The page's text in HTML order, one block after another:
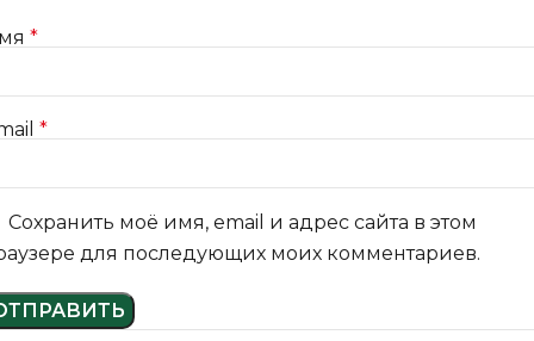
*
*
Сохранить моё имя, email и адрес сайта в этом
для последующих моих комментариев.